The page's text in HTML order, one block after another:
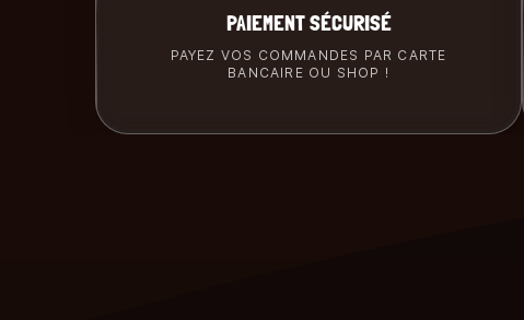
PAIEMENT SÉCURISÉ
PAYEZ VOS COMMANDES PAR CARTE
BANCAIRE OU SHOP !